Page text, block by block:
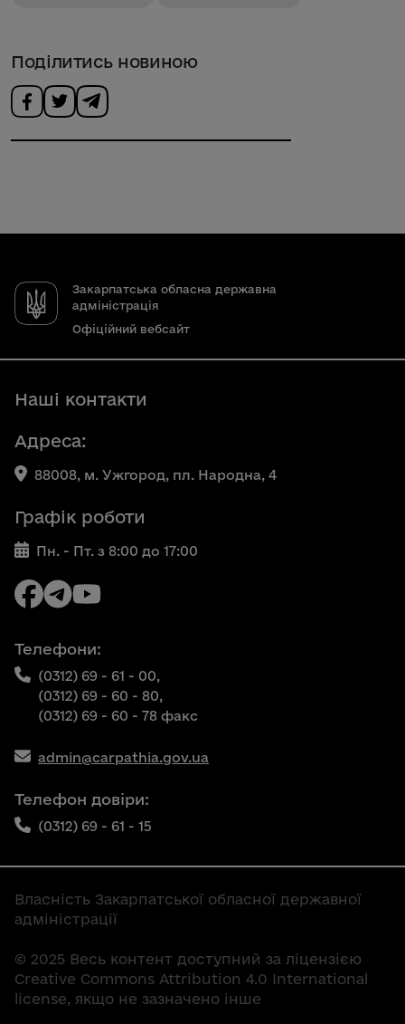
Поділитись новиною
Закарпатська обласна державна
адміністрація
Офіційний вебсайт
Наші контакти
Адреса:
88008, м. Ужгород, пл. Народна, 4
Графік роботи
Пн. - Пт. з 8:00 до 17:00
Телефони:
(0312) 69 - 61 - 00,
(0312) 69 - 60 - 80,
(0312) 69 - 60 - 78 факс
admin@carpathia.gov.ua
Телефон довіри:
(0312) 69 - 61 - 15
Власність Закарпатської обласної державної
адміністрації
© 2025 Весь контент доступний за ліцензією
Creative Commons Attribution 4.0 International
license, якщо не зазначено інше